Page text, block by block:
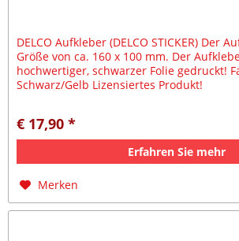
DELCO Aufkleber (DELCO STICKER) Der
Größe von ca. 160 x 100 mm. Der
hochwertiger, schwarzer Folie gedruckt!
Schwarz/Gelb Lizensiertes Produkt!
€ 17,90 *
Erfahren Sie mehr
Merken